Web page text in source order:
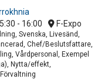
- 16:00 F-Expo
Svenska, Livesänd,
Chef/Beslutsfattare,
Vårdpersonal, Exempel
Nytta/effekt,